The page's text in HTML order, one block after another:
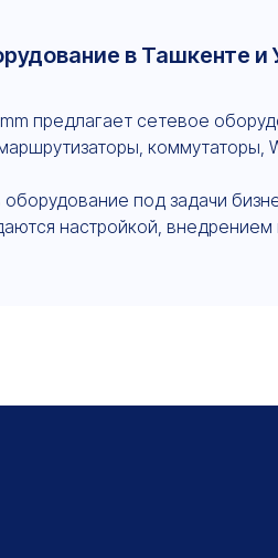
в Ташкенте и
предлагает сетевое
под задачи
настройкой, внедрением